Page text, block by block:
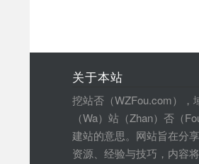
关于本站
挖站否（WZFou.com），
（Wa）站（Zhan）否（
建站的意思。网站旨在分享
资源、经验与技巧，内容将